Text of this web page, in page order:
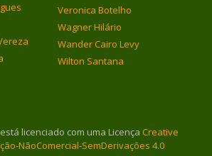
Veronica Botelho
Wagner Hilário
Wander Cairo Levy
Wilton Santana
está licenciado com uma Licença Creative
NãoComercial-SemDerivações 4.0